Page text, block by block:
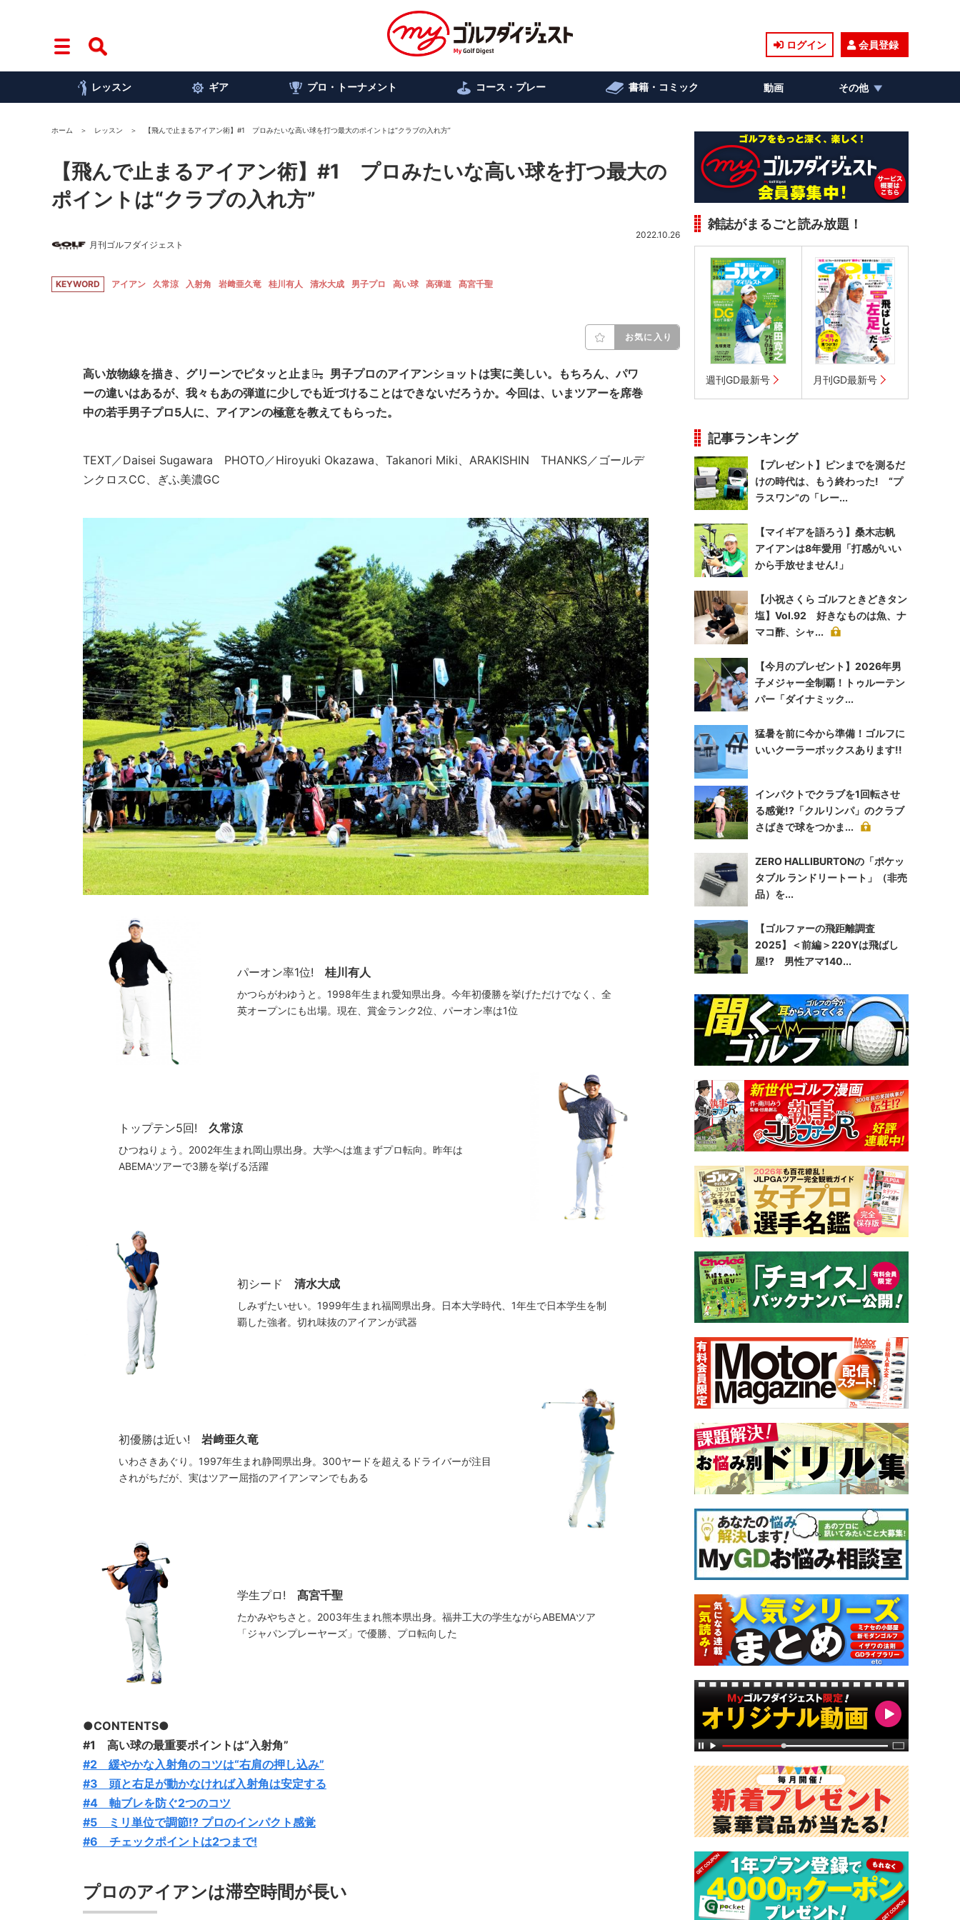
ログイン 会員登録
レッスン ギア プロ・トーナメント コース・プレー 書籍・コミック 動画 その他
ホーム レッスン 【飛んで止まるアイアン術】#1 プロみたいな高い球を打つ最大のポイントは“クラブの入れ方”
【飛んで止まるアイアン術】#1 プロみたいな高い球を打つ最大の
ポイントは“クラブの入れ方”
月刊ゴルフダイジェスト
2022.10.26
KEYWORD アイアン 久常涼 入射角 岩﨑亜久竜 桂川有人 清水大成 男子プロ 高い球 高弾道 髙宮千聖
お気に入り
高い放物線を描き、グリーンでピタッと止まる̶̶。男子プロのアイアンショットは実に美しい。もちろん、パワ
ーの違いはあるが、我々もあの弾道に少しでも近づけることはできないだろうか。今回は、いまツアーを席巻
中の若手男子プロ5人に、アイアンの極意を教えてもらった。
TEXT／Daisei Sugawara PHOTO／Hiroyuki Okazawa、Takanori Miki、ARAKISHIN THANKS／ゴールデ
ンクロスCC、ぎふ美濃GC
パーオン率1位!桂川有人
かつらがわゆうと。1998年生まれ愛知県出身。今年初優勝を挙げただけでなく、全
英オープンにも出場。現在、賞金ランク2位、パーオン率は1位
トップテン5回!久常涼
ひつねりょう。2002年生まれ岡山県出身。大学へは進まずプロ転向。昨年は
ABEMAツアーで3勝を挙げる活躍
初シード清水大成
しみずたいせい。1999年生まれ福岡県出身。日本大学時代、1年生で日本学生を制
覇した強者。切れ味抜のアイアンが武器
初優勝は近い!岩﨑亜久竜
いわさきあぐり。1997年生まれ静岡県出身。300ヤードを超えるドライバーが注目
されがちだが、実はツアー屈指のアイアンマンでもある
学生プロ!髙宮千聖
たかみやちさと。2003年生まれ熊本県出身。福井工大の学生ながらABEMAツア
「ジャパンプレーヤーズ」で優勝、プロ転向した
●CONTENTS●
#1 高い球の最重要ポイントは“入射角”
#2 緩やかな入射角のコツは“右肩の押し込み”
#3 頭と右足が動かなければ入射角は安定する
#4 軸ブレを防ぐ2つのコツ
#5 ミリ単位で調節!? プロのインパクト感覚
#6 チェックポイントは2つまで!
プロのアイアンは滞空時間が長い
雑誌がまるごと読み放題！
週刊GD最新号 月刊GD最新号
記事ランキング
【プレゼント】ピンまでを測るだ
けの時代は、もう終わった! “プ
ラスワン”の「レー...
【マイギアを語ろう】桑木志帆
アイアンは8年愛用「打感がいい
から手放せません!」
【小祝さくら ゴルフときどきタン
塩】Vol.92 好きなものは魚、ナ
マコ酢、シャ...
【今月のプレゼント】2026年男
子メジャー全制覇！トゥルーテン
パー「ダイナミック...
猛暑を前に今から準備！ゴルフに
いいクーラーボックスあります!!
インパクトでクラブを1回転させ
る感覚!?「クルリンパ」のクラブ
さばきで球をつかま...
ZERO HALLIBURTONの「ポケッ
タブル ランドリートート」（非売
品）を...
【ゴルファーの飛距離調査
2025】＜前編＞220Yは飛ばし
屋!? 男性アマ140...